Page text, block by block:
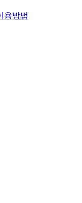
용방법